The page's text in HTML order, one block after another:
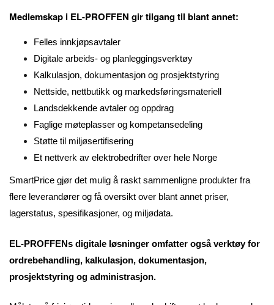
Medlemskap i EL-PROFFEN gir tilgang til blant annet:
Felles innkjøpsavtaler
Digitale arbeids- og planleggingsverktøy
Kalkulasjon, dokumentasjon og prosjektstyring
Nettside, nettbutikk og markedsføringsmateriell
Landsdekkende avtaler og oppdrag
Faglige møteplasser og kompetansedeling
Støtte til miljøsertifisering
Et nettverk av elektrobedrifter over hele Norge
SmartPrice gjør det mulig å raskt sammenligne produkter fra
flere leverandører og få oversikt over blant annet priser,
lagerstatus, spesifikasjoner, og miljødata.
EL-PROFFENs digitale løsninger omfatter også verktøy for
ordrebehandling, kalkulasjon, dokumentasjon,
prosjektstyring og administrasjon.